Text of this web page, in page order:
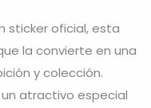
sticker oficial, esta
la convierte en una
y colección.
atractivo especial